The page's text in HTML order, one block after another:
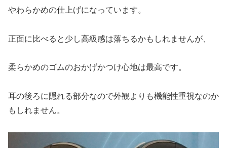
やわらかめの仕上げになっています。
正面に比べると少し高級感は落ちるかもしれませんが、
柔らかめのゴムのおかげかつけ心地は最高です。
耳の後ろに隠れる部分なので外観よりも機能性重視なのか
もしれません。